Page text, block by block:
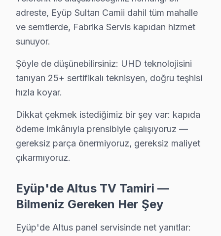
Pirinççi Altus Servis
Pirinççi Altus Anakart Tamiri →
Rami Cuma Altus Servis
Rami Cuma'de Altus TV güç kartı kondansatör şişmesi en
Eyüp Altus Servis →
Rami Yeni Altus Servis
Rami Yeni'de Altus TV ekranında çizgi, donma ya da ses
Sakarya Altus Servis
Sakarya sakinleri Altus TV arızaları için sık bizi tercih
Sakarya Altus Açılmıyor Arıza →
adreste, Eyüp Sultan Camii dahil tüm mahalle
ve semtlerde, Fabrika Servis kapıdan hizmet
sunuyor.
Şöyle de düşünebilirsiniz: UHD teknolojisini
tanıyan 25+ sertifikalı teknisyen, doğru teşhisi
hızla koyar.
Dikkat çekmek istediğimiz bir şey var: kapıda
ödeme imkânıyla prensibiyle çalışıyoruz —
gereksiz parça önermiyoruz, gereksiz maliyet
çıkarmıyoruz.
Eyüp'de Altus TV Tamiri —
Bilmeniz Gereken Her Şey
Eyüp'de Altus panel servisinde net yanıtlar: